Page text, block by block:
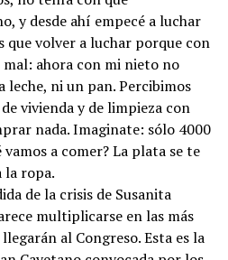
y desde ahí empecé a luchar
que volver a luchar porque con
ahora con mi nieto no
leche, ni un pan. Percibimos
vivienda y de limpieza con
nada. Imaginate: sólo 4000
a comer? La plata se te
la ropa.
de la crisis de Susanita
multiplicarse en las más
al Congreso. Esta es la